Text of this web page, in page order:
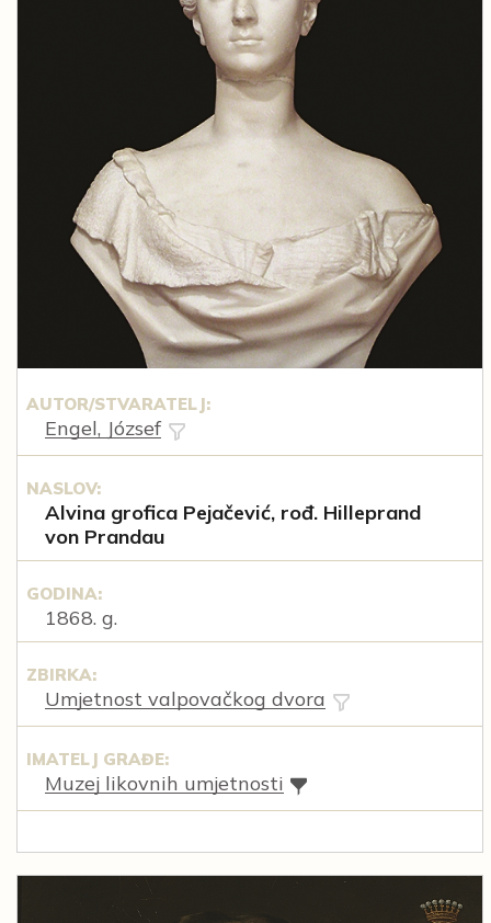
AUTOR/STVARATELJ:
Engel, József
NASLOV:
Alvina grofica Pejačević, rođ. Hilleprand
von Prandau
GODINA:
1868. g.
ZBIRKA:
Umjetnost valpovačkog dvora
IMATELJ GRAĐE:
Muzej likovnih umjetnosti